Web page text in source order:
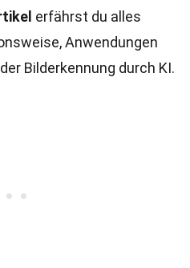
erfährst du alles
Anwendungen
Bilderkennung durch KI.